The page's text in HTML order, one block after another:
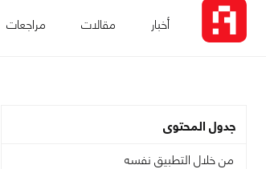
أخبار مقالات مراجعات
جدول المحتوى
من خلال التطبيق نفسه